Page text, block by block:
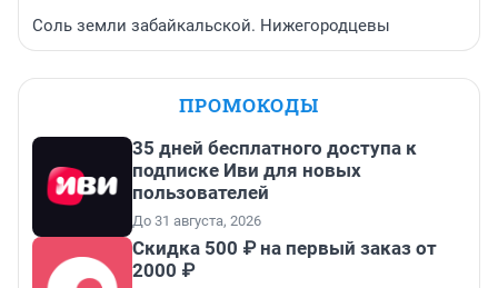
Соль земли забайкальской. Нижегородцевы
ПРОМОКОДЫ
35 дней бесплатного доступа к
подписке Иви для новых
пользователей
До 31 августа, 2026
Скидка 500 ₽ на первый заказ от
2000 ₽